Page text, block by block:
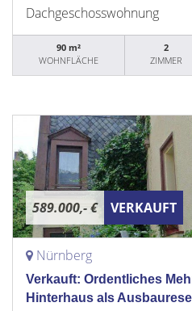
Dachgeschosswohnung
90 m²
WOHNFLÄCHE
2
ZIMMER
589.000,- € VERKAUFT
Nürnberg
Verkauft: Ordentliches
Hinterhaus als